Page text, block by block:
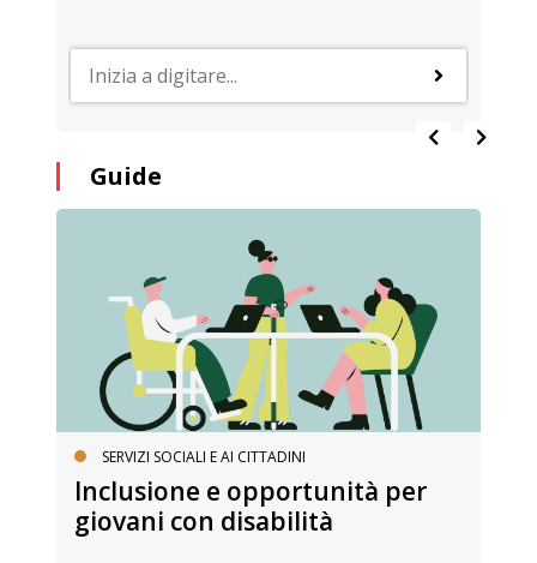
Guide
SERVIZI SOCIALI E AI CITTADINI
Inclusione e opportunità per
giovani con disabilità